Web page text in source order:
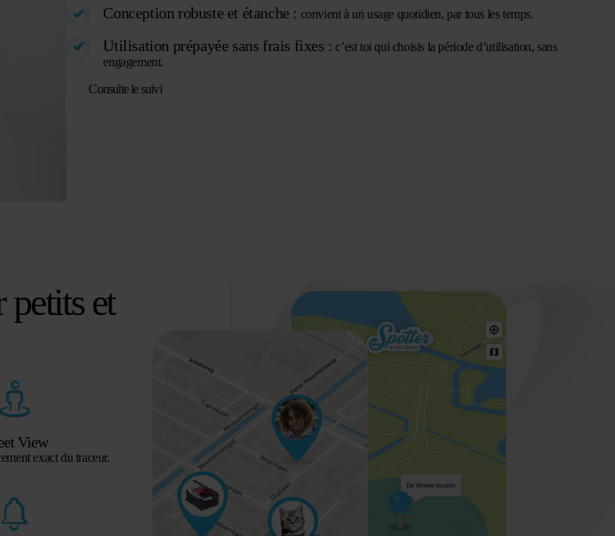
Conception robuste et étanche : convient à un usage quotidien, par tous les temps.
Utilisation prépayée sans frais fixes : c’est toi qui choisis la période d’utilisation, sans
engagement.
Consulte le suivi
et
View
exact du traceur.